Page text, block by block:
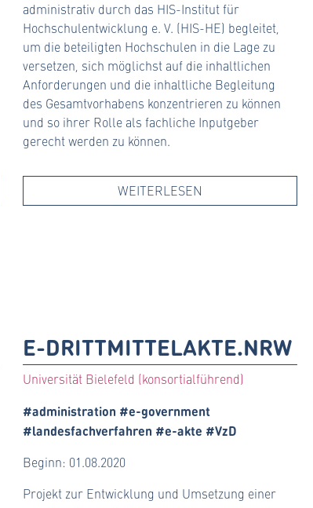
administrativ durch das HIS-Institut für
Hochschulentwicklung e. V. (HIS-HE) begleitet,
um die beteiligten Hochschulen in die Lage zu
versetzen, sich möglichst auf die inhaltlichen
Anforderungen und die inhaltliche Begleitung
des Gesamtvorhabens konzentrieren zu können
und so ihrer Rolle als fachliche Inputgeber
gerecht werden zu können.
WEITERLESEN
E-DRITTMITTELAKTE.NRW
Universität Bielefeld (konsortialführend)
#administration #e-government
#landesfachverfahren #e-akte #VzD
Beginn: 01.08.2020
Projekt zur Entwicklung und Umsetzung einer